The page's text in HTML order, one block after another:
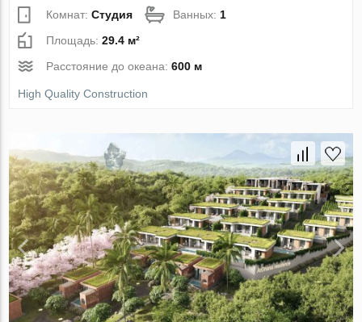
Комнат:Студия Ванных: 1
Площадь:29.4 м²
Расстояние до океана:600 м
High Quality Construction